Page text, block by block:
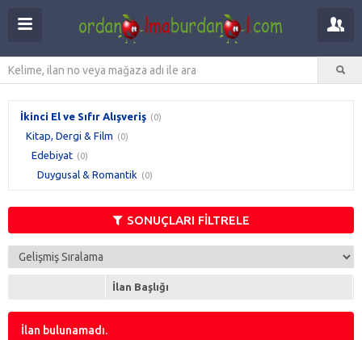
İkinci El ve Sıfır Alışveriş (0)
Kitap, Dergi & Film (0)
Edebiyat (0)
Duygusal & Romantik (0)
SONUÇLARI FİLTRELE
İlan Başlığı
İlan bulunamadı.